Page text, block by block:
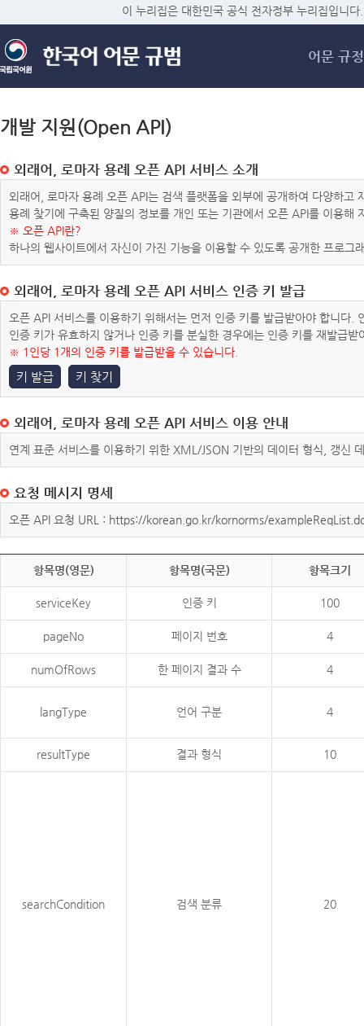
메
이 누리집은 대한민국 공식 전자정부 누리집입니다.
어문 규정
개발 지원(Open API)
외래어, 로마자 용례 오픈 API 서비스 소개
외래어, 로마자 용례 오픈 API는 검색 플랫폼을 외부에 공개하여 다양하
용례 찾기에 구축된 양질의 정보를 개인 또는 기관에서 오픈 API를 이용해
※ 오픈 API란?
하나의 웹사이트에서 자신이 가진 기능을 이용할 수 있도록 공개한 프로그
외래어, 로마자 용례 오픈 API 서비스 인증 키 발급
오픈 API 서비스를 이용하기 위해서는 먼저 인증 키를 발급받아야 합니다
인증 키가 유효하지 않거나 인증 키를 분실한 경우에는 인증 키를 재발급받
※ 1인당 1개의 인증 키를 발급받을 수 있습니다.
키 발급 키 찾기
외래어, 로마자 용례 오픈 API 서비스 이용 안내
연계 표준 서비스를 이용하기 위한 XML/JSON 기반의 데이터 형식, 갱신
요청 메시지 명세
오픈 API 요청 URL : https://korean.go.kr/kornorms/
항목명(영문) 항목명(국문) 항목크기
serviceKey 인증 키 100
pageNo 페이지 번호 4
numOfRows 한 페이지 결과 수 4
langType 언어 구분 4
resultType 결과 형식 10
searchCondition 검색 분류 20